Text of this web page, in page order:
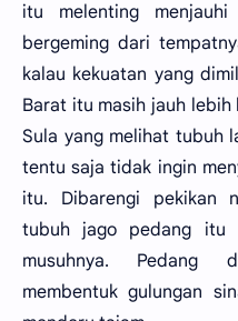
itu melenting
bergeming dari
kalau kekuatan yang
Barat itu masih jauh
Sula yang melihat tubuh
tentu saja tidak ingin
itu. Dibarengi pekikan
tubuh jago pedang itu
musuhnya. Pedang
membentuk gulungan